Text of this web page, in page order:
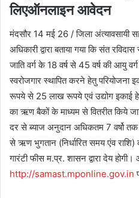
लिएऑनलाइन आवेदन
मंदसौर 14 मई 26 / जिला अंत्यावसायी
अधिकारी द्वारा बताया गया कि संत
जाति वर्ग के 18 वर्ष से 45 वर्ष की आयु
स्वरोजगार स्थापित करने हेतु परियोजना
रूपये से 25 लाख रूपये एवं उद्योग
का ऋण बैकों के माध्यम से वितरीत किये
दर से ब्याज अनुदान अधिकतम 7 वर्षो तक
से ऋण भुगतान (निर्धारित समय एंव राशि)
गारंटी फीस म.प्र. शासन द्वारा देय
http://samast.mponline.gov.in